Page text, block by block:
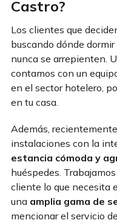
Castro?
Los clientes que
buscando dónde
nunca se arrepienten.
contamos con un
en el sector hotelero,
en tu casa.
Además,
instalaciones con la
estancia cómoda y
huéspedes.
cliente lo que necesita
unaamplia gama de
mencionar el servicio